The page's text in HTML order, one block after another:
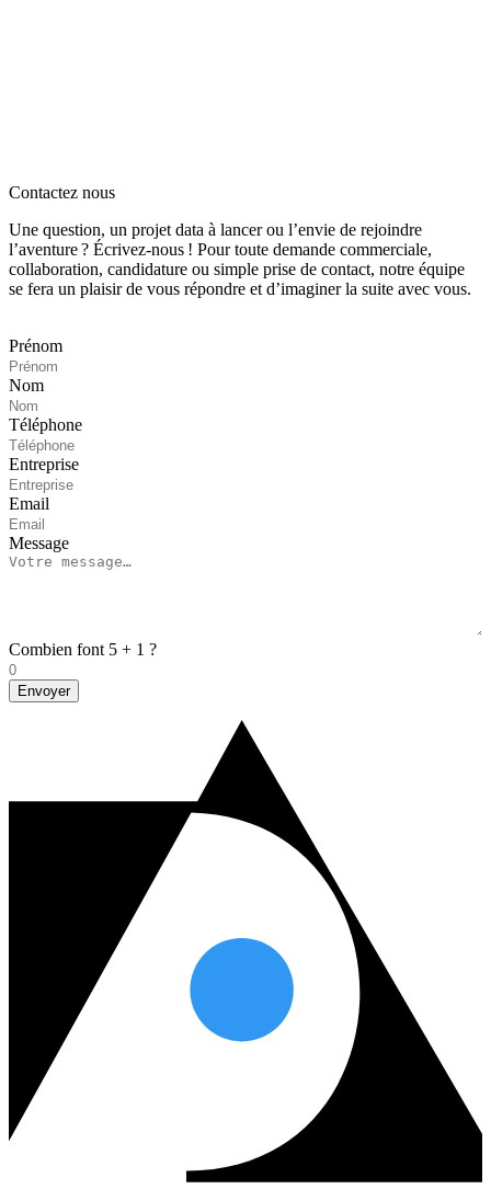
Contactez nous
Une question, un projet data à lancer ou l’envie de rejoindre
l’aventure ? Écrivez‑nous ! Pour toute demande commerciale,
collaboration, candidature ou simple prise de contact, notre équipe
se fera un plaisir de vous répondre et d’imaginer la suite avec vous.
Prénom
Nom
Téléphone
Entreprise
Email
Message
Combien font 5 + 1 ?
Envoyer